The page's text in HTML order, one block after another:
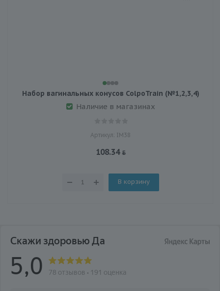
Набор вагинальных конусов ColpoTrain (№1,2,3,4)
Наличие в магазинах
Артикул: IM38
108.34
В корзину